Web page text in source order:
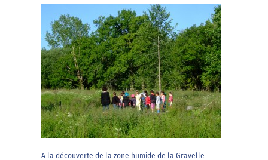
A la découverte de la zone humide de la Gravelle